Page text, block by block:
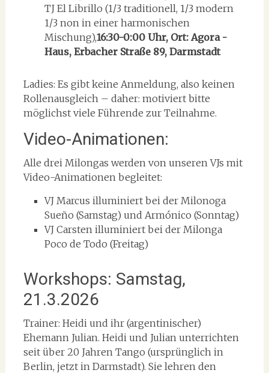
TJ El Librillo (1/3 traditionell, 1/3 modern
1/3 non in einer harmonischen
Mischung),16:30-0:00 Uhr, Ort: Agora -
Haus, Erbacher Straße 89, Darmstadt
Ladies: Es gibt keine Anmeldung, also keinen
Rollenausgleich – daher: motiviert bitte
möglichst viele Führende zur Teilnahme.
Video-Animationen:
Alle drei Milongas werden von unseren VJs mit
Video-Animationen begleitet:
VJ Marcus illuminiert bei der Milonoga
Sueño (Samstag) und Armónico (Sonntag)
VJ Carsten illuminiert bei der Milonga
Poco de Todo (Freitag)
Workshops: Samstag,
21.3.2026
Trainer: Heidi und ihr (argentinischer)
Ehemann Julian. Heidi und Julian unterrichten
seit über 20 Jahren Tango (ursprünglich in
Berlin, jetzt in Darmstadt). Sie lehren den